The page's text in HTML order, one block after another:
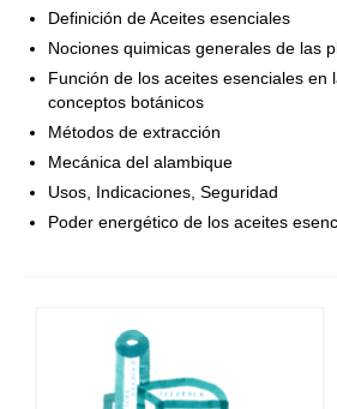
Definición de Aceites esenciales
Nociones quimicas generales de las
Función de los aceites esenciales en
conceptos botánicos
Métodos de extracción
Mecánica del alambique
Usos, Indicaciones, Seguridad
Poder energético de los aceites